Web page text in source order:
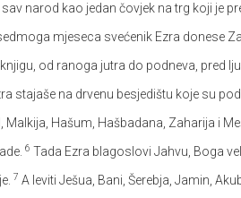
narod kao jedan čovjek na trg koji je
mjeseca svećenik Ezra donese
od ranoga jutra do podneva, pred
stajaše na drvenu besjedištu koje su
Malkija, Hašum, Hašbadana, Zaharija i
6 Tada Ezra blagoslovi Jahvu, Boga
7 A leviti Ješua, Bani, Šerebja, Jamin,